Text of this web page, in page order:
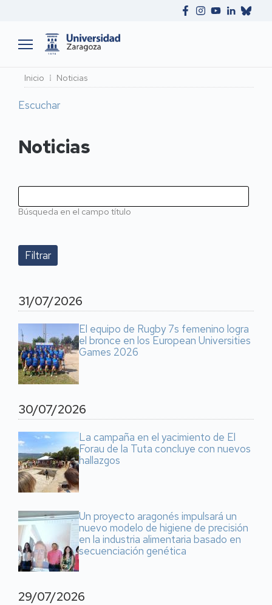
Ruta
de
navegación
Inicio Noticias
Escuchar
Noticias
Búsqueda en el campo título
31/07/2026
El equipo de Rugby 7s femenino logra
el bronce en los European Universities
Games 2026
30/07/2026
La campaña en el yacimiento de El
Forau de la Tuta concluye con nuevos
hallazgos
Un proyecto aragonés impulsará un
nuevo modelo de higiene de precisión
en la industria alimentaria basado en
secuenciación genética
29/07/2026